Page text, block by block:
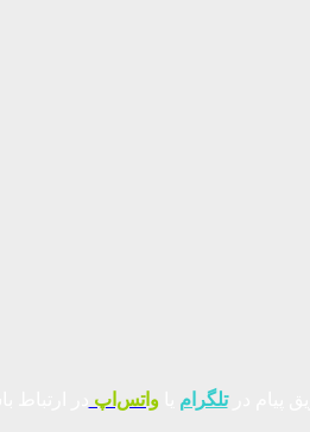
پیام درتلگرام یاواتس‌اپ